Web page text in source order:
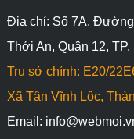
Địa chỉ: Số 7A,
Thới An, Quận 12,
Trụ sở chính: E20/
Xã Tân Vĩnh Lộc,
Email: